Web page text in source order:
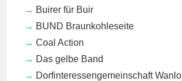
Buirer für Buir
BUND Braunkohleseite
Coal Action
Das gelbe Band
Dorfinteressengemeinschaft Wanlo